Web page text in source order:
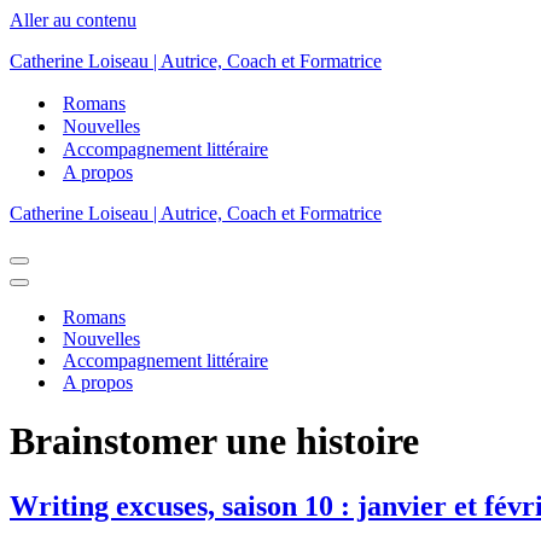
Aller au contenu
Catherine Loiseau | Autrice, Coach et Formatrice
Romans
Nouvelles
Accompagnement littéraire
A propos
Catherine Loiseau | Autrice, Coach et Formatrice
Menu
de
Menu
navigationRomans
Nouvelles
Accompagnement littéraire
A propos
Brainstomer une histoire
Writing excuses, saison 10 : janvier et